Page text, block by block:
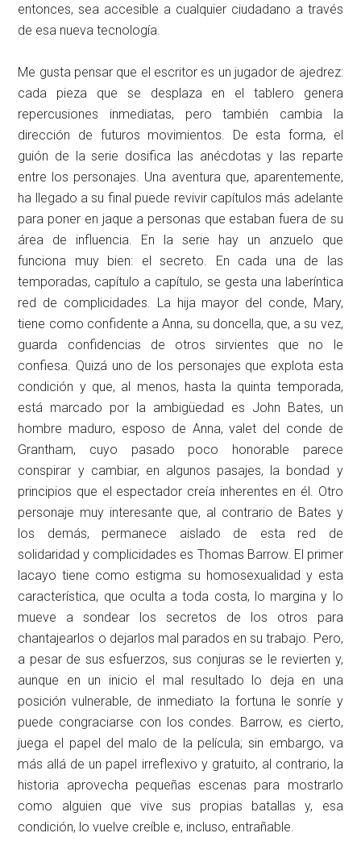
entonces, sea accesible a cualquier ciudadano a través
de esa nueva tecnología.
Me gusta pensar que el escritor es un jugador de ajedrez:
cada pieza que se desplaza en el tablero genera
repercusiones inmediatas, pero también cambia la
dirección de futuros movimientos. De esta forma, el
guión de la serie dosifica las anécdotas y las reparte
entre los personajes. Una aventura que, aparentemente,
ha llegado a su final puede revivir capítulos más adelante
para poner en jaque a personas que estaban fuera de su
área de influencia. En la serie hay un anzuelo que
funciona muy bien: el secreto. En cada una de las
temporadas, capítulo a capítulo, se gesta una laberíntica
red de complicidades. La hija mayor del conde, Mary,
tiene como confidente a Anna, su doncella, que, a su vez,
guarda confidencias de otros sirvientes que no le
confiesa. Quizá uno de los personajes que explota esta
condición y que, al menos, hasta la quinta temporada,
está marcado por la ambigüedad es John Bates, un
hombre maduro, esposo de Anna, valet del conde de
Grantham, cuyo pasado poco honorable parece
conspirar y cambiar, en algunos pasajes, la bondad y
principios que el espectador creía inherentes en él. Otro
personaje muy interesante que, al contrario de Bates y
los demás, permanece aislado de esta red de
solidaridad y complicidades es Thomas Barrow. El primer
lacayo tiene como estigma su homosexualidad y esta
característica, que oculta a toda costa, lo margina y lo
mueve a sondear los secretos de los otros para
chantajearlos o dejarlos mal parados en su trabajo. Pero,
a pesar de sus esfuerzos, sus conjuras se le revierten y,
aunque en un inicio el mal resultado lo deja en una
posición vulnerable, de inmediato la fortuna le sonríe y
puede congraciarse con los condes. Barrow, es cierto,
juega el papel del malo de la película; sin embargo, va
más allá de un papel irreflexivo y gratuito, al contrario, la
historia aprovecha pequeñas escenas para mostrarlo
como alguien que vive sus propias batallas y, esa
condición, lo vuelve creíble e, incluso, entrañable.